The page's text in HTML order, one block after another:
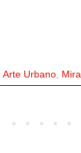
Arte Urbano,